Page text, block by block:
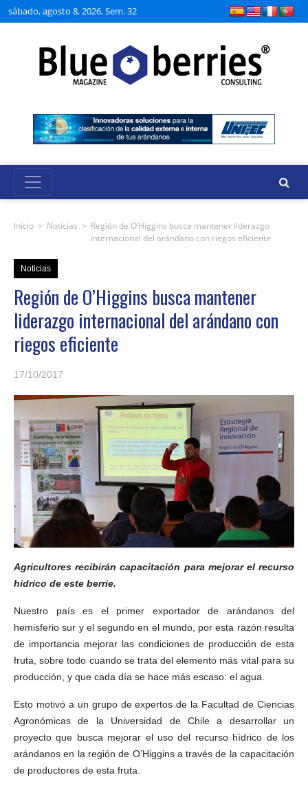
sábado, agosto 8, 2026, Sem. 32
Inicio > Noticias > Región de O’Higgins busca mantener liderazgo
internacional del arándano con riegos eficiente
Noticias
Región de O’Higgins busca mantener
liderazgo internacional del arándano con
riegos eficiente
17/10/2017
Agricultores recibirán capacitación para mejorar el recurso
hídrico de este berrie.
Nuestro país es el primer exportador de arándanos del
hemisferio sur y el segundo en el mundo, por esta razón resulta
de importancia mejorar las condiciones de producción de esta
fruta, sobre todo cuando se trata del elemento más vital para su
producción, y que cada día se hace más escaso: el agua.
Esto motivó a un grupo de expertos de la Facultad de Ciencias
Agronómicas de la Universidad de Chile a desarrollar un
proyecto que busca mejorar el uso del recurso hídrico de los
arándanos en la región de O’Higgins a través de la capacitación
de productores de esta fruta.